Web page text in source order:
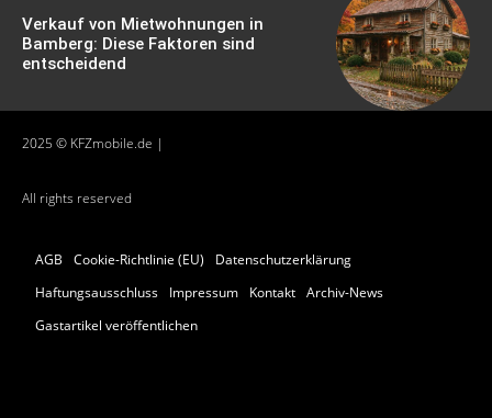
Verkauf von Mietwohnungen in
Bamberg: Diese Faktoren sind
entscheidend
2025 © KFZmobile.de |
All rights reserved
AGB Cookie-Richtlinie (EU)
Datenschutzerklärung
Haftungsausschluss
Impressum Kontakt Archiv-News
Gastartikel veröffentlichen